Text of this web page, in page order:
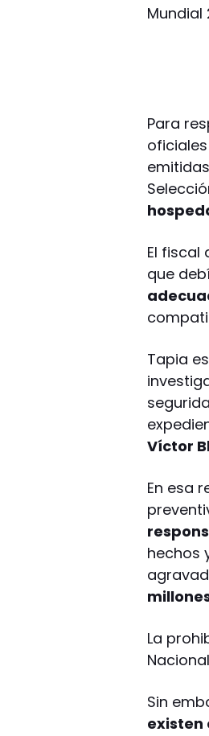
Mundial
Para
El fiscal
que
Tapia
Víctor
En esa
hechos
La
Sin
existen